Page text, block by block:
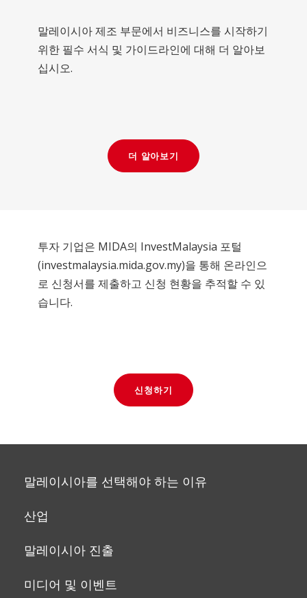
말레이시아 제조 부문에서 비즈니스를 시작하기
위한 필수 서식 및 가이드라인에 대해 더 알아보
십시오.
더 알아보기
투자 기업은 MIDA의 InvestMalaysia 포털
(investmalaysia.mida.gov.my)을 통해 온라인으
로 신청서를 제출하고 신청 현황을 추적할 수 있
습니다.
신청하기
말레이시아를 선택해야 하는 이유
산업
말레이시아 진출
미디어 및 이벤트